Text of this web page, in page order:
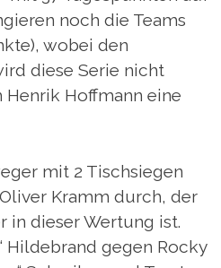
noch die Teams
wobei den
diese Serie nicht
Hoffmann eine
mit 2 Tischsiegen
Kramm durch, der
in dieser Wertung ist.
Hildebrand gegen Rocky